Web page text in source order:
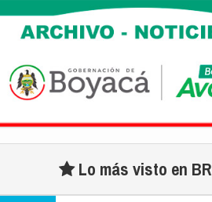
Lo más visto en BR